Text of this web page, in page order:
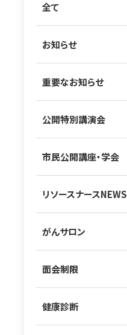
全て
お知らせ
重要なお知らせ
公開特別講演会
市民公開講座・学会
リソースナースNEWS
がんサロン
面会制限
健康診断